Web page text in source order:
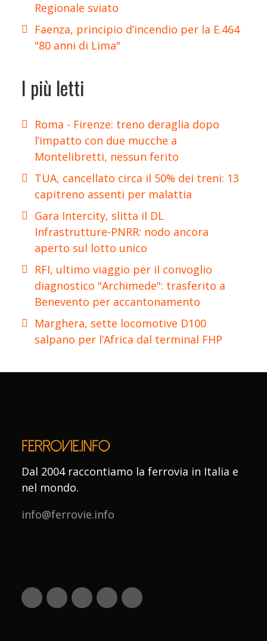
Regionale sviato
Faenza, principio d’incendio per la E.464
"80 anni di Lima"
I più letti
Roma - Firenze: treno deraglia dopo
l’impatto con due mucche a
Montelibretti, nessun ferito
TUA, cancellato circa il 50% dei treni: 13
capitreno assenti per malattia
Gara Intercity, slitta il DL
Infrastrutture-PNRR: nodo ancora
aperto sul lotto unico
RFI, ultimo viaggio per il convoglio
diagnostico "Archimede": trasferito a
Benevento per accantonamento
Marghera, sette locomotive D100
salpano per l’Africa dal terminal FHP
Dal 2004 raccontiamo la ferrovia in Italia e
nel mondo.
info@ferrovie.info